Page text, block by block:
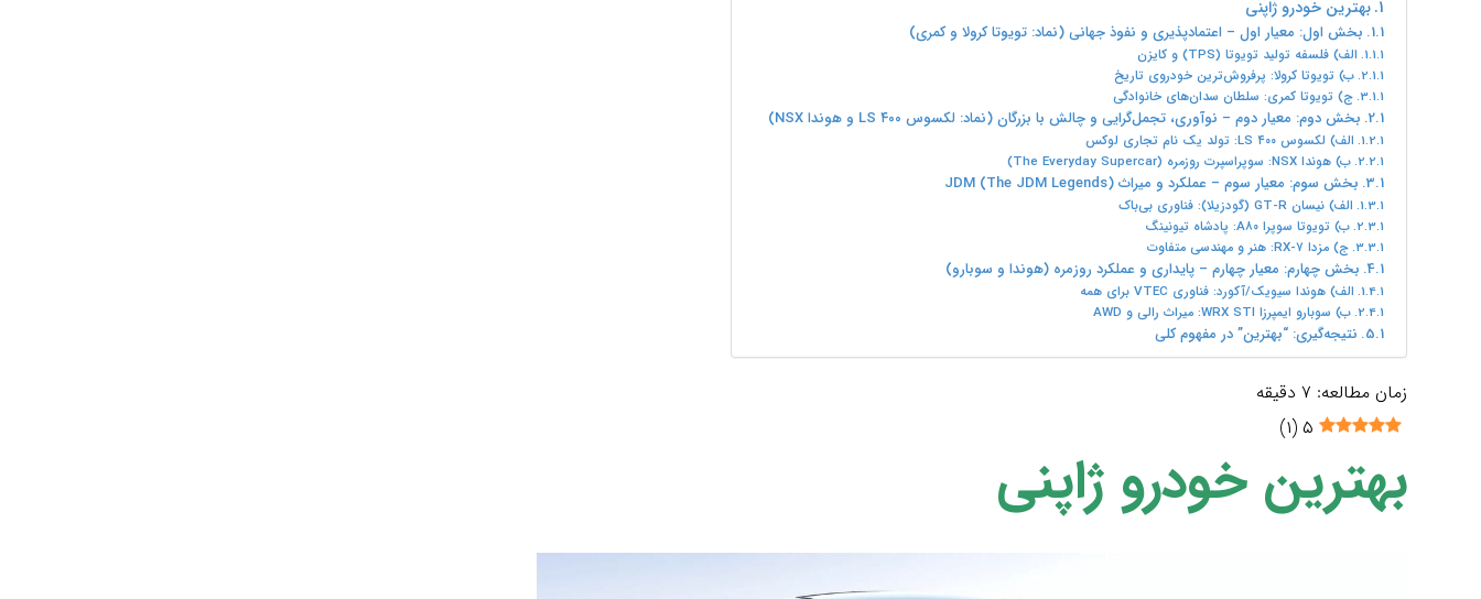
بهترین خودرو ژاپنی
بخش اول: معیار اول – اعتمادپذیری و نفوذ جهانی (نماد: تویوتا کرولا و کمری)
الف) فلسفه تولید تویوتا (TPS) و کایزن
ب) تویوتا کرولا: پرفروش‌ترین خودروی تاریخ
ج) تویوتا کمری: سلطان سدان‌های خانوادگی
بخش دوم: معیار دوم – نوآوری، تجمل‌گرایی و چالش با بزرگان (نماد: لکسوس LS ۴۰۰ و هوندا NSX)
الف) لکسوس LS ۴۰۰: تولد یک نام تجاری لوکس
ب) هوندا NSX: سوپراسپرت روزمره (The Everyday Supercar)
بخش سوم: معیار سوم – عملکرد و میراث JDM (The JDM Legends)
الف) نیسان GT-R (گودزیلا): فناوری بی‌باک
ب) تویوتا سوپرا A۸۰: پادشاه تیونینگ
ج) مزدا RX-۷: هنر و مهندسی متفاوت
بخش چهارم: معیار چهارم – پایداری و عملکرد روزمره (هوندا و سوبارو)
الف) هوندا سیویک/آکورد: فناوری VTEC برای همه
ب) سوبارو ایمپرزا WRX STI: میراث رالی و AWD
نتیجه‌گیری: “بهترین” در مفهوم کلی
زمان مطالعه: ۷ دقیقه
۵ (۱)
بهترین خودرو ژاپنی